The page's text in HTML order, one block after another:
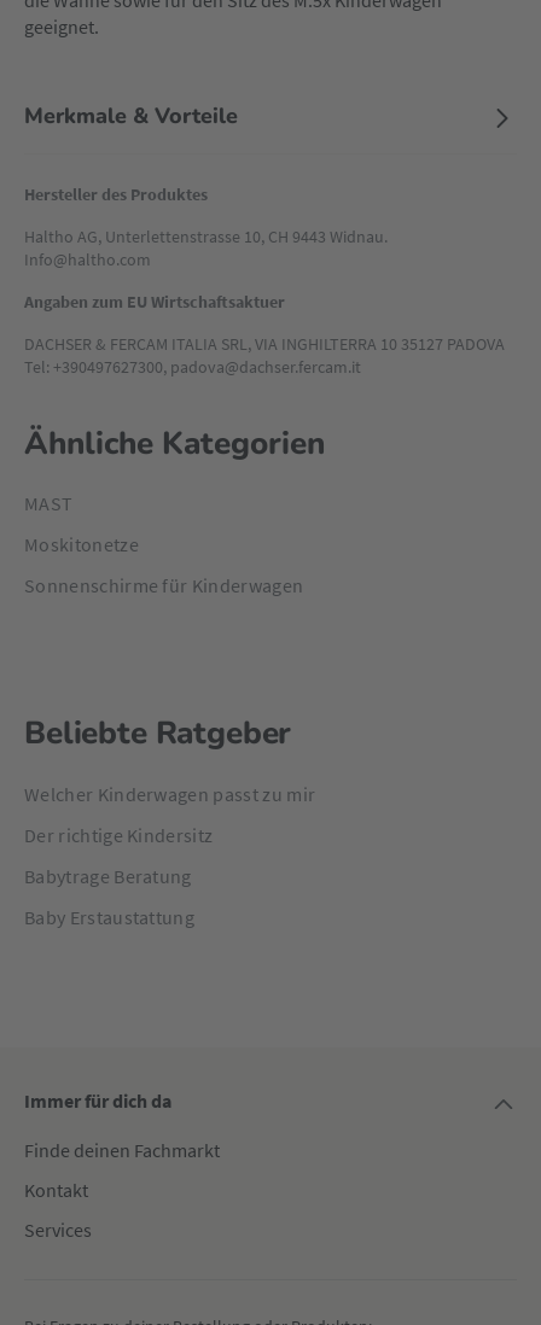
geeignet.
Merkmale & Vorteile
Hersteller des Produktes
Haltho AG, Unterlettenstrasse 10, CH 9443 Widnau.
Info@haltho.com
Angaben zum EU Wirtschaftsaktuer
DACHSER & FERCAM ITALIA SRL, VIA INGHILTERRA 10 35127 PADOVA
Tel: +390497627300, padova@dachser.fercam.it
Ähnliche Kategorien
MAST
Moskitonetze
Sonnenschirme für Kinderwagen
Beliebte Ratgeber
Welcher Kinderwagen passt zu mir
Der richtige Kindersitz
Babytrage Beratung
Baby Erstaustattung
Immer für dich da
Finde deinen Fachmarkt
Kontakt
Services